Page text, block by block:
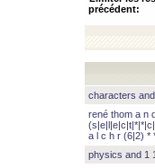
précédent:
characters
rené thom a n
a l c h r (6|2) *
physics and 1